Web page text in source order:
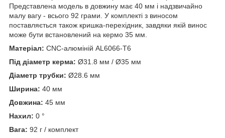
Представлена модель в довжину має 40 мм і надзвичайно
малу вагу - всього 92 грами. У комплекті з виносом
поставляється також кришка-перехідник, завдяки якій винос
може бути встановлений на кермо 35 мм.
Матеріал: CNC-алюміній AL6066-T6
Під діаметр керма: Ø31.8 мм / Ø35 мм
Діаметр трубки: Ø28.6 мм
Ширина: 40 мм
Довжина: 45 мм
Нахил: 0 °
Вага: 92 г / комплект